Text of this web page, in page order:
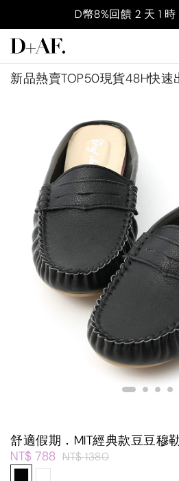
D幣8%回饋 2 天 1 時
新品熱賣TOP50現貨48H快速
舒適假期．MIT經典款豆豆穆
NT$ 788 NT$ 1380